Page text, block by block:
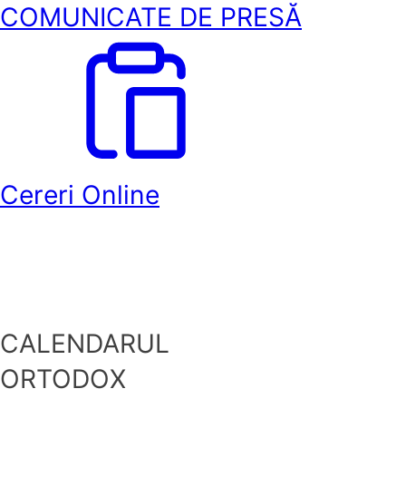
COMUNICATE DE PRESĂ
Cereri Online
CALENDARUL
ORTODOX